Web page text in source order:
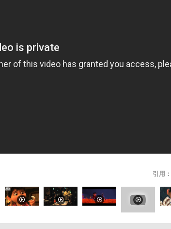
引用：